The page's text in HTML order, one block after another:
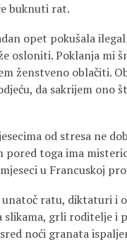
buknuti rat.
opet pokušala
osloniti. Poklanja mi
ženstveno oblačiti.
da sakrijem ono
od stresa ne
toga ima
u Francuskoj
ratu, diktaturi i
grli roditelje i
noći granata